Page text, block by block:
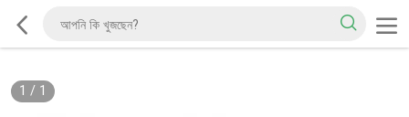
1 / 1